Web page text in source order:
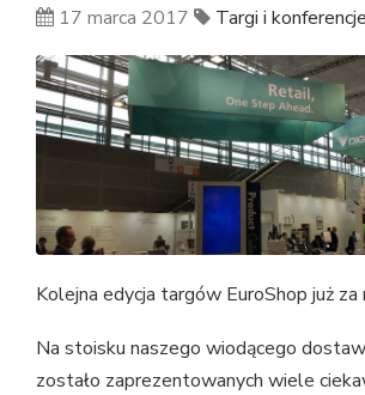
17 marca 2017 Targi i konferencje
Kolejna edycja targów EuroShop już za
Na stoisku naszego wiodącego
zostało zaprezentowanych wiele